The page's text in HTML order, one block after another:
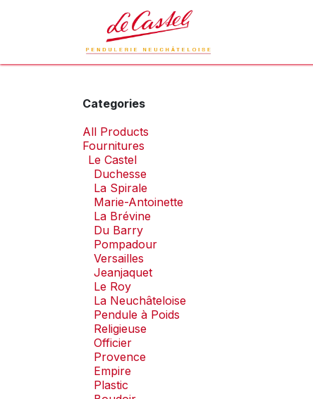
Categories
All Products
Fournitures
Le Castel
Duchesse
La Spirale
Marie-Antoinette
La Brévine
Du Barry
Pompadour
Versailles
Jeanjaquet
Le Roy
La Neuchâteloise
Pendule à Poids
Religieuse
Officier
Provence
Empire
Plastic